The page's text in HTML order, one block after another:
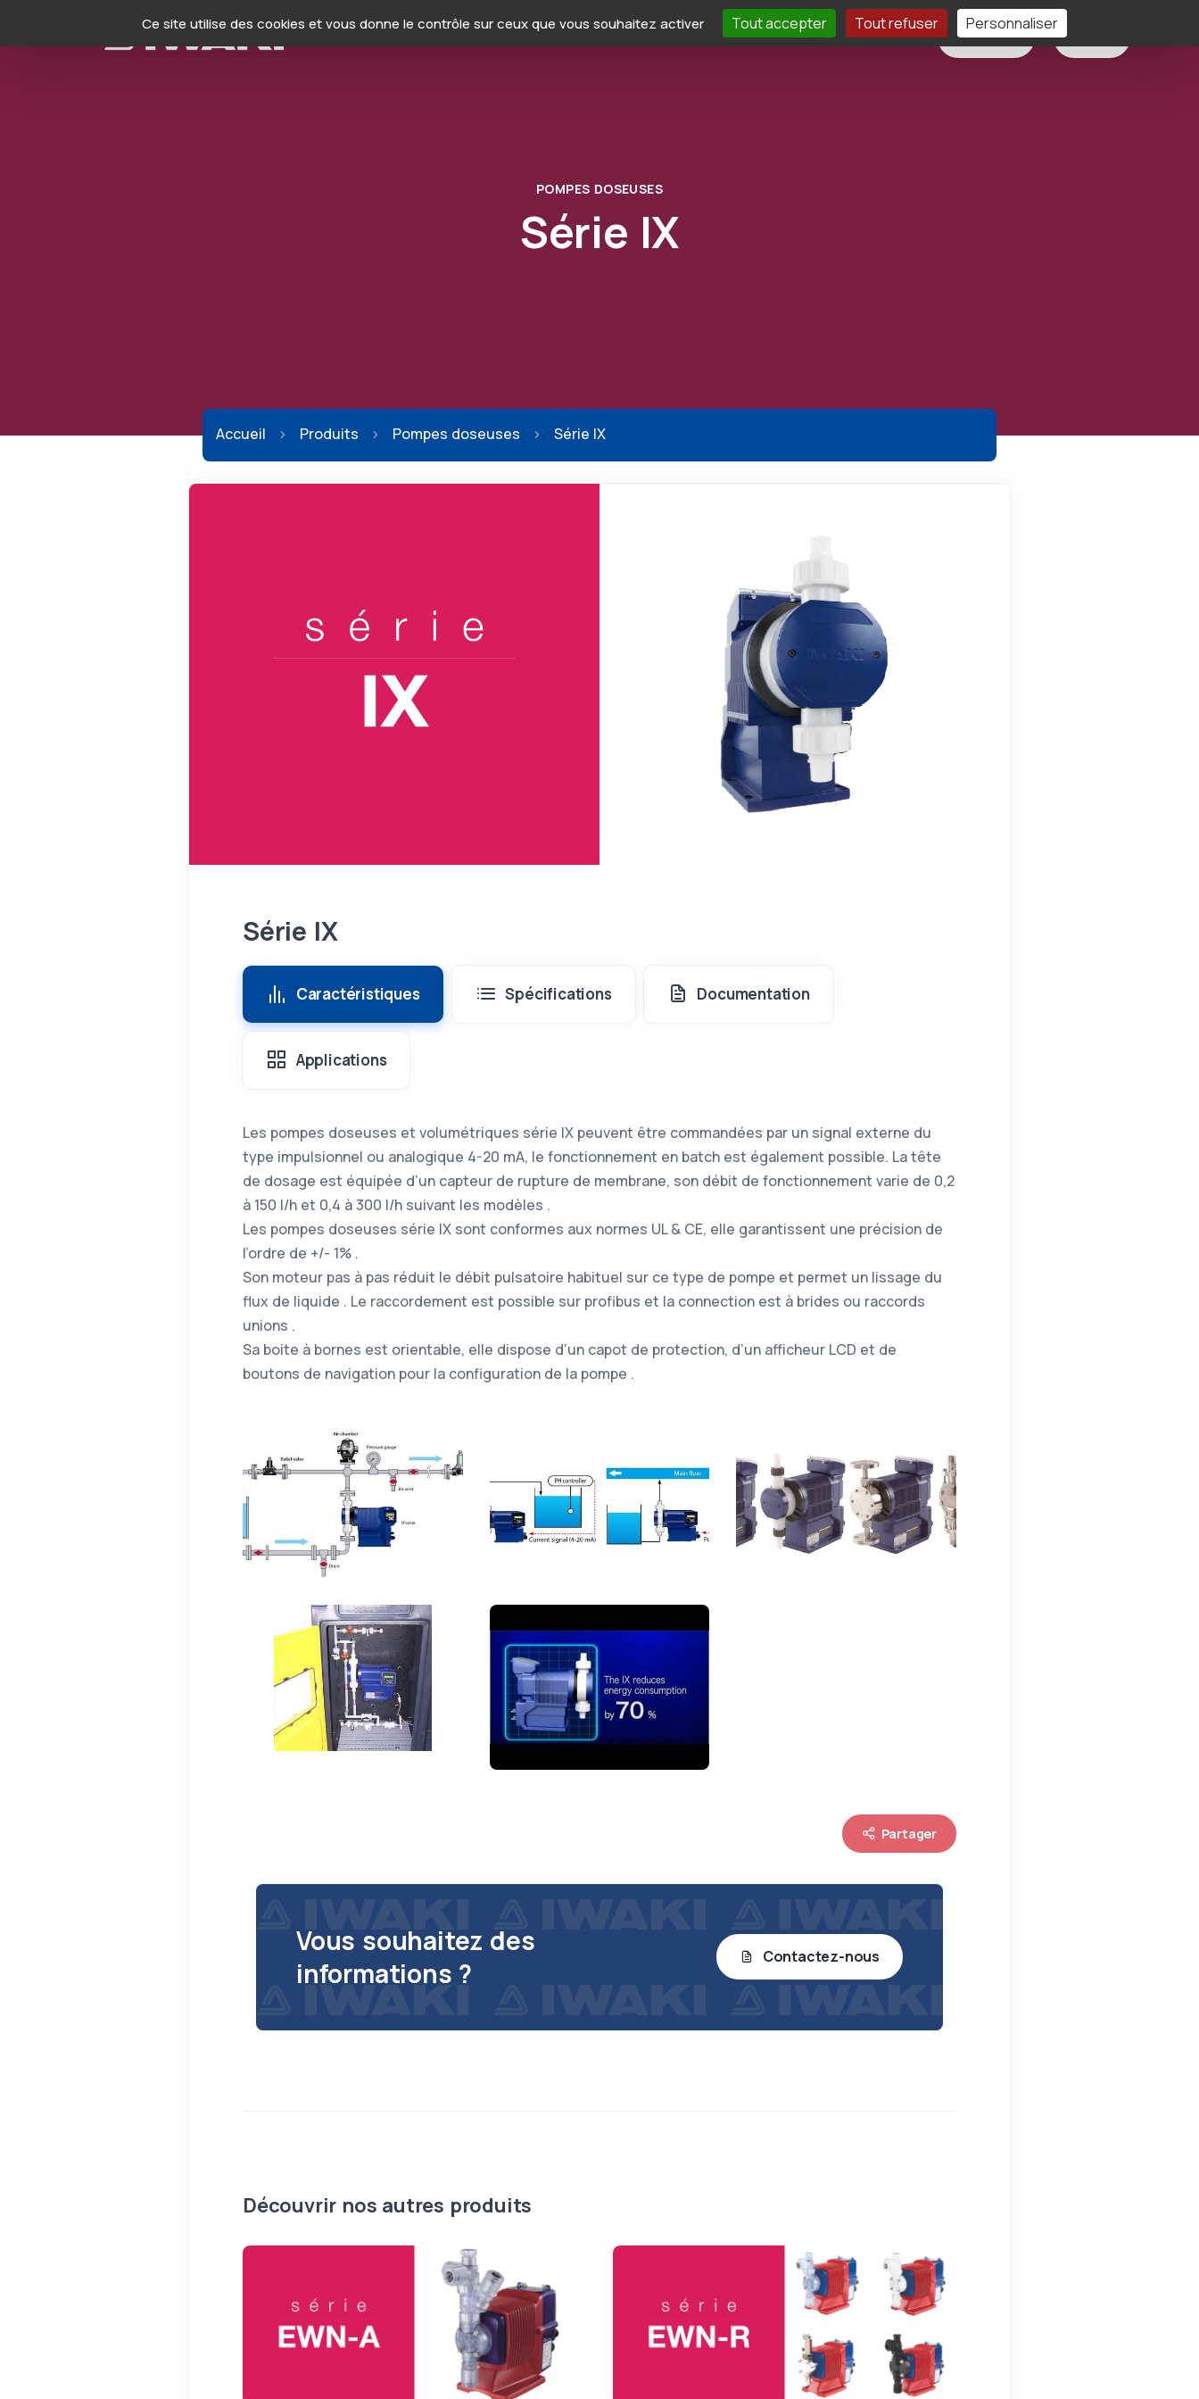
Ce site utilise des cookies et vous donne le contrôle sur ceux que vous souhaitez activer Tout accepter Tout refuser Personnaliser
Expertise Télécharger Contact
POMPES DOSEUSES
Série IX
Accueil Produits Pompes doseuses Série IX
Série IX
Caractéristiques Spécifications Documentation
Applications
Les pompes doseuses et volumétriques série IX peuvent être commandées par un signal externe du
type impulsionnel ou analogique 4-20 mA, le fonctionnement en batch est également possible. La tête
de dosage est équipée d’un capteur de rupture de membrane, son débit de fonctionnement varie de 0,2
à 150 l/h et 0,4 à 300 l/h suivant les modèles .
Les pompes doseuses série IX sont conformes aux normes UL & CE, elle garantissent une précision de
l’ordre de +/- 1% .
Son moteur pas à pas réduit le débit pulsatoire habituel sur ce type de pompe et permet un lissage du
flux de liquide . Le raccordement est possible sur profibus et la connection est à brides ou raccords
unions .
Sa boite à bornes est orientable, elle dispose d’un capot de protection, d’un afficheur LCD et de
boutons de navigation pour la configuration de la pompe .
Partager
Vous souhaitez des
informations ?
Contactez-nous
Découvrir nos autres produits